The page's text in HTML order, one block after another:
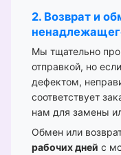
2. Возврат и
Мы тщательно
отправкой, но
дефектом,
соответствует
нам для замены
Обмен или
рабочих дней с